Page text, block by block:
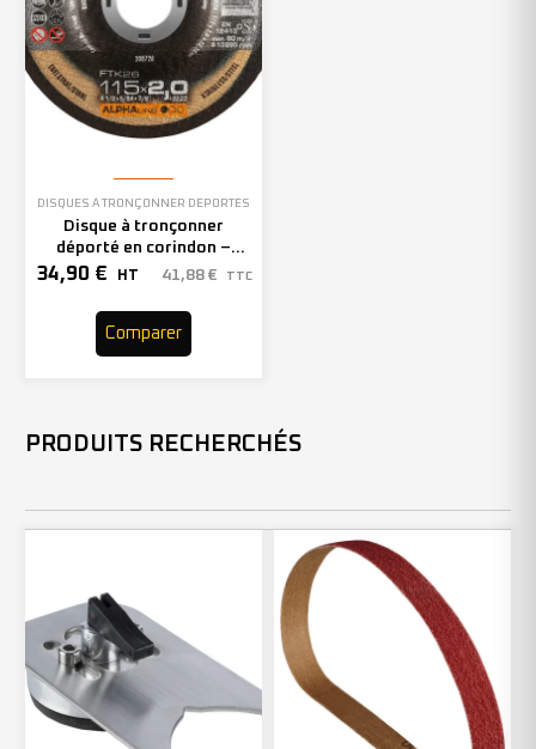
DISQUES À TRONÇONNER DÉPORTÉS
Disque à tronçonner
déporté en corindon –
115mm – 208728 (x25)
34,90 € HT 41,88 € TTC
Comparer
PRODUITS RECHERCHÉS